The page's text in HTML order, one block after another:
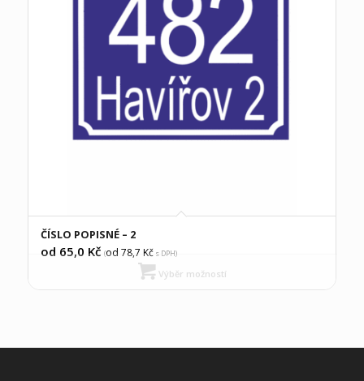
ČÍSLO POPISNÉ – 2
od 65,0 Kč (od 78,7 Kčs DPH)
Výběr možností